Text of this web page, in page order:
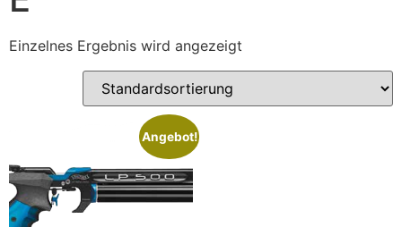
Einzelnes Ergebnis wird angezeigt
Angebot!